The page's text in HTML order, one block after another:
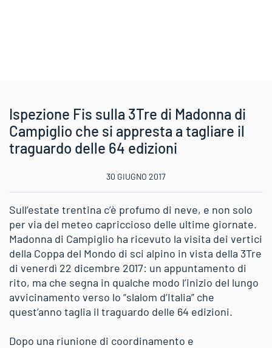
Ispezione Fis sulla 3Tre di Madonna di
Campiglio che si appresta a tagliare il
traguardo delle 64 edizioni
30 GIUGNO 2017
Sull’estate trentina c’è profumo di neve, e non solo
per via del meteo capriccioso delle ultime giornate.
Madonna di Campiglio ha ricevuto la visita dei vertici
della Coppa del Mondo di sci alpino in vista della 3Tre
di venerdì 22 dicembre 2017: un appuntamento di
rito, ma che segna in qualche modo l’inizio del lungo
avvicinamento verso lo “slalom d’Italia” che
quest’anno taglia il traguardo delle 64 edizioni.
Dopo una riunione di coordinamento e